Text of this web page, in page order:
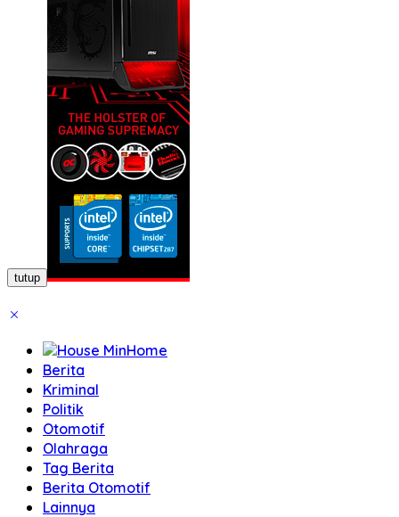
tutup
Home
Berita
Kriminal
Politik
Otomotif
Olahraga
Tag Berita
Berita Otomotif
Lainnya